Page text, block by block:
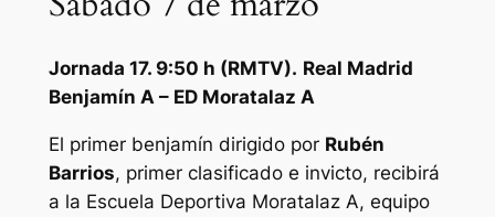
Jornada 17. 9:50 h (RMTV). Real Madrid
Benjamín A – ED Moratalaz A
El primer benjamín dirigido por Rubén
Barrios, primer clasificado e invicto, recibirá
a la Escuela Deportiva Moratalaz A, equipo